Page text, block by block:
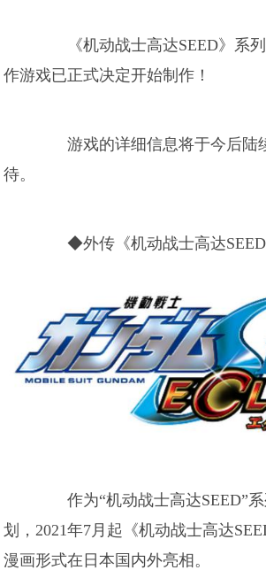
《机动战士高达SEED》系列
作游戏已正式决定开始制作！
游戏的详细信息将于今后陆
待。
◆外传《机动战士高达SEED
作为“机动战士高达SEED”系
划，2021年7月起《机动战士高达
漫画形式在日本国内外亮相。